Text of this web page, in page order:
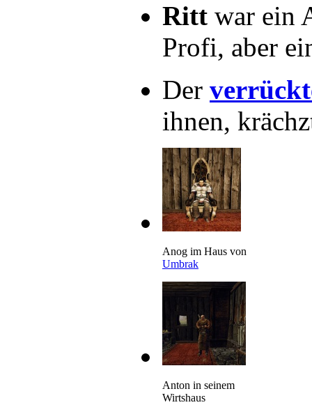
Ritt war ein
Profi, aber
Der
ihnen,
Anog im Haus von
Umbrak
Anton in seinem
Wirtshaus